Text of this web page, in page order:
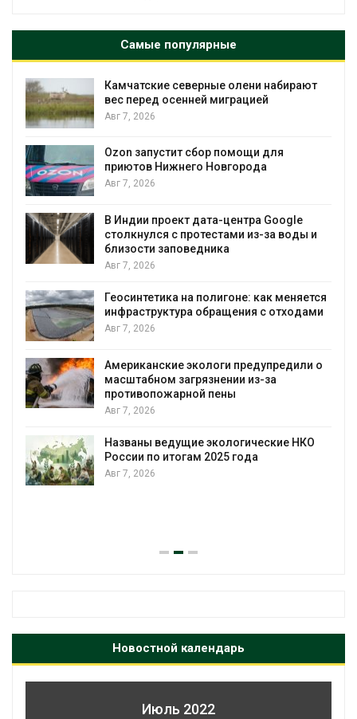
Самые популярные
Камчатские северные олени набирают
вес перед осенней миграцией
Авг 7, 2026
Ozon запустит сбор помощи для
приютов Нижнего Новгорода
Авг 7, 2026
В Индии проект дата-центра Google
столкнулся с протестами из-за воды и
близости заповедника
Авг 7, 2026
Геосинтетика на полигоне: как меняется
инфраструктура обращения с отходами
Авг 7, 2026
Американские экологи предупредили о
масштабном загрязнении из-за
противопожарной пены
Авг 7, 2026
Названы ведущие экологические НКО
России по итогам 2025 года
Авг 7, 2026
Новостной календарь
Июль 2022